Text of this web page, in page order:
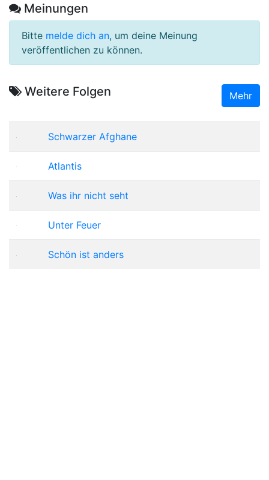
Meinungen
Bitte melde dich an, um deine Meinung
veröffentlichen zu können.
Weitere Folgen Mehr
Schwarzer Afghane
Atlantis
Was ihr nicht seht
Unter Feuer
Schön ist anders